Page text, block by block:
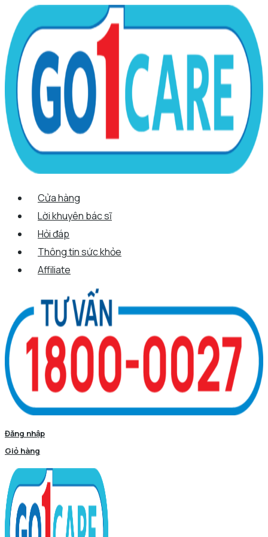
nội
dung
Menu
Cửa hàng
Lời khuyên bác sĩ
Hỏi đáp
Thông tin sức khỏe
Affiliate
Đăng nhập
Giỏ hàng
Tên*
Email*
Trang
web
Scroll
Up